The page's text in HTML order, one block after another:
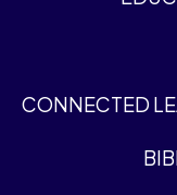
CONNECTED